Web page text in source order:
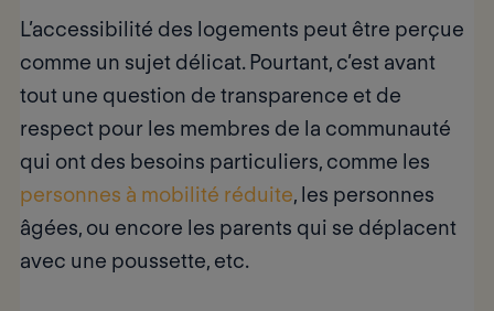
L’accessibilité des logements peut être perçue
comme un sujet délicat. Pourtant, c’est avant
tout une question de transparence et de
respectpour les membres de la communauté
qui ont des besoins particuliers, comme les
personnes à mobilité réduite, les personnes
âgées, ou encore les parents qui se déplacent
avec une poussette, etc.